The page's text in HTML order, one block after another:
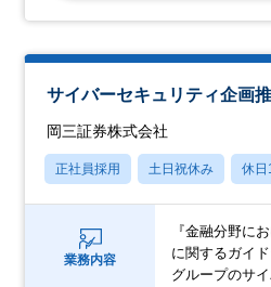
サイバーセキュリティ企画
岡三証券株式会社
正社員採用 土日祝休み 休日
業務内容
『金融分野に
に関するガイ
グループのサ